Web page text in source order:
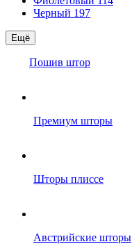
Черный 197
Ещё
Пошив штор
Премиум шторы
Шторы плиссе
Австрийские шторы